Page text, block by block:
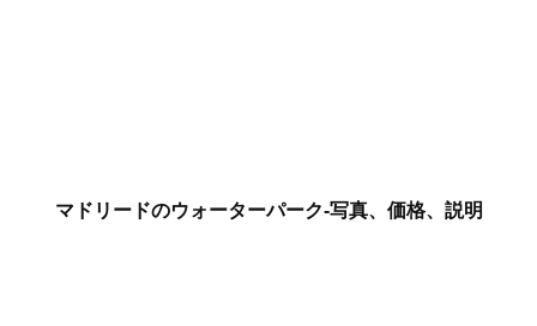
マドリードのウォーターパーク-写真、価格、説明